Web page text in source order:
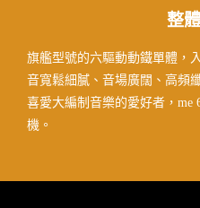
整
旗艦型號的六驅動動鐵單體，
音寬鬆細膩、音場廣闊、高頻
喜愛大編制音樂的愛好者，
機。